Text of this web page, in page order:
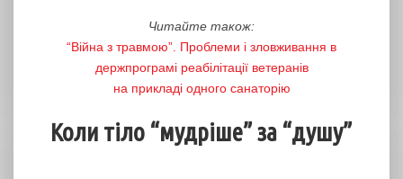
Читайте також:
“Війна з травмою”. Проблеми і зловживання в
держпрограмі реабілітації ветеранів
на прикладі одного санаторію
Коли тіло “мудріше” за “душу”